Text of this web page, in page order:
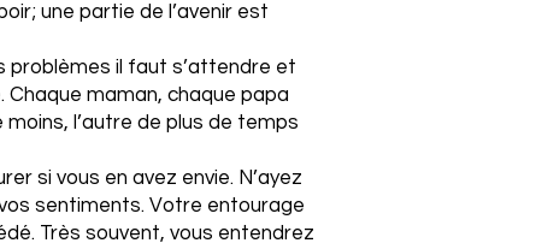
une partie de l’avenir est
problèmes il faut s’attendre et
Chaque maman, chaque papa
l’autre de plus de temps
si vous en avez envie. N’ayez
sentiments. Votre entourage
Très souvent, vous entendrez